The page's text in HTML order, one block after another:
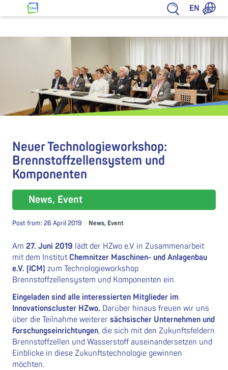
Jump to content
HZwo – Antrieb für Sachsen
EN
Neuer Technologieworkshop:
Brennstoffzellensystem und
Komponenten
News, Event
Post from:26 April 2019 News, Event
Am 27. Juni 2019 lädt der HZwo e.V in Zusammenarbeit
mit dem Institut Chemnitzer Maschinen- und Anlagenbau
e.V. (ICM) zum Technologieworkshop
Brennstoffzellensystem und Komponenten ein.
Eingeladen sind alle interessierten Mitglieder im
Innovationscluster HZwo. Darüber hinaus freuen wir uns
über die Teilnahme weiterer sächsischer Unternehmen und
Forschungseinrichtungen, die sich mit den Zukunftsfeldern
Brennstoffzellen und Wasserstoff auseinandersetzen und
Einblicke in diese Zukunftstechnologie gewinnen
möchten.